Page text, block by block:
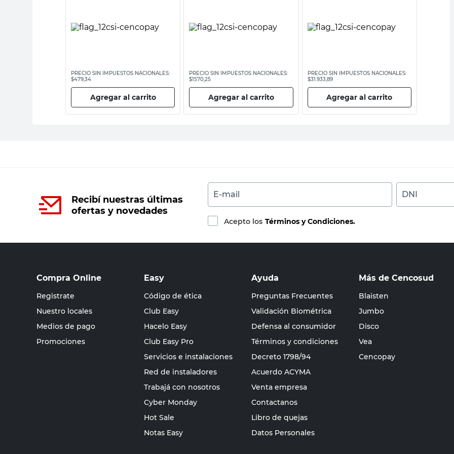
PRECIO SIN IMPUESTOS NACIONALES:
$479,34
Agregar al carrito
PRECIO SIN IMPUESTOS NACIONALES:
$1570,25
Agregar al carrito
PRECIO SIN IMPUESTOS NACIONALES:
$31.933,89
Agregar al carrito
Recibí nuestras últimas
ofertas y novedades
E-mail DNI
Acepto los Términos y Condiciones.
Compra Online
Registrate
Nuestro locales
Medios de pago
Promociones
Easy
Código de ética
Club Easy
Hacelo Easy
Club Easy Pro
Servicios e instalaciones
Red de instaladores
Trabajá con nosotros
Cyber Monday
Hot Sale
Notas Easy
Ayuda
Preguntas Frecuentes
Validación Biométrica
Defensa al consumidor
Términos y condiciones
Decreto 1798/94
Acuerdo ACYMA
Venta empresa
Contactanos
Libro de quejas
Datos Personales
Más de Cencosud
Blaisten
Jumbo
Disco
Vea
Cencopay